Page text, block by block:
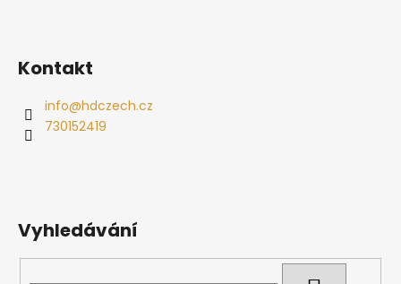
Kontakt
info@hdczech.cz
730152419
Vyhledávání